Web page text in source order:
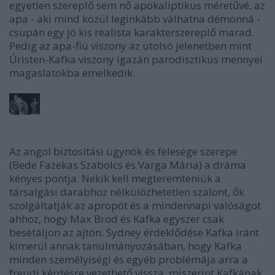
egyetlen szereplő sem nő apokaliptikus méretűvé, az
apa - aki mind közül leginkább válhatna démonná -
csupán egy jó kis realista karakterszereplő marad.
Pedig az apa-fiú viszony az utolsó jelenetben mint
Úristen-Kafka viszony igazán parodisztikus mennyei
magaslatokba emelkedik.
Az angol biztosítási ügynök és felesége szerepe
(Bede Fazekas Szabolcs és Varga Mária) a dráma
kényes pontja. Nekik kell megteremteniük a
társalgási darabhoz nélkülözhetetlen szalont, ők
szolgáltatják az apropót és a mindennapi valóságot
ahhoz, hogy Max Brod és Kafka egyszer csak
besétáljon az ajtón. Sydney érdeklődése Kafka iránt
kimerül annak tanulmányozásában, hogy Kafka
minden személyiségi és egyéb problémája arra a